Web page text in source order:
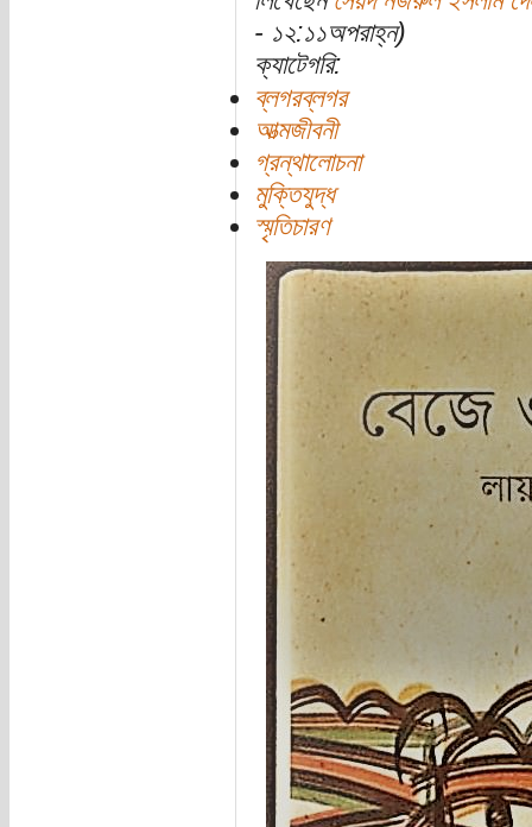
- ১২:১১অপরাহ্ন)
ক্যাটেগরি:
ব্লগরব্লগর
আত্মজীবনী
গ্রন্থালোচনা
মুক্তিযুদ্ধ
স্মৃতিচারণ